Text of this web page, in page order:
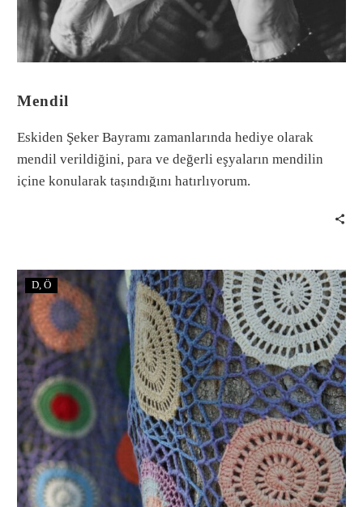
Mendil
Eskiden Şeker Bayramı zamanlarında hediye olarak
mendil verildiğini, para ve değerli eşyaların mendilin
içine konularak taşındığını hatırlıyorum.
D Ö